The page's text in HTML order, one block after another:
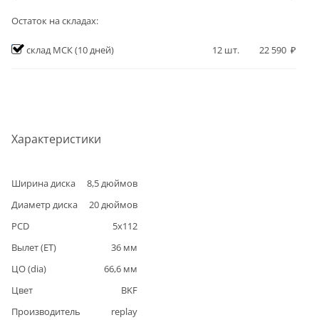
Характеристики
Ширина диска 8,5дюймов
Диаметр диска
20дюймов
PCD
5x112
Вылет (ET)
36 мм
ЦО (dia)
66,6 мм
Цвет
BKF
Производитель
replay
Остаток на складах:
склад МСК(10 дней) 12 шт. 22 590